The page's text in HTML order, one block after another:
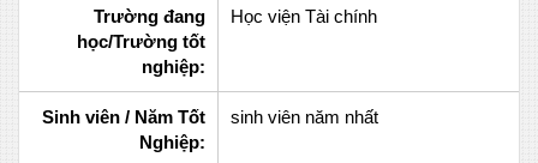
Trường đang
học/Trường tốt
nghiệp:
Học viện Tài chính
Sinh viên / Năm Tốt
Nghiệp:
sinh viên năm nhất